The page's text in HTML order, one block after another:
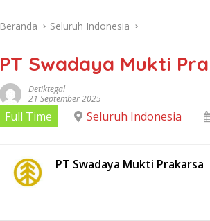
Beranda Seluruh Indonesia
PT Swadaya Mukti
Detiktegal
21 September 2025
Full Time Seluruh Indonesia
PT Swadaya Mukti Prakarsa